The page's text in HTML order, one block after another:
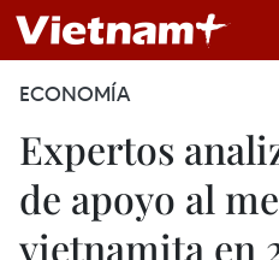
ECONOMÍA
Expertos
de apoyo al
vietnamita en